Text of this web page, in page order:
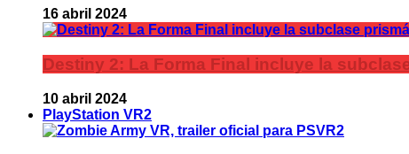
16 abril 2024
Destiny 2: La Forma Final incluye la
10 abril 2024
PlayStation VR2